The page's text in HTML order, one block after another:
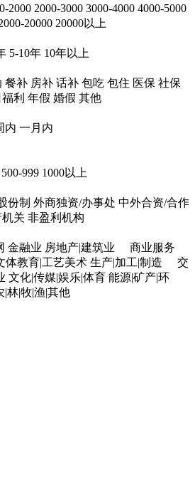
2000 2000-3000 3000-4000 4000-5000
20000 20000以上
5-10年 10年以上
餐补 房补 话补 包吃 包住 医保 社保
利 年假 婚假 其他
内 一月内
500-999 1000以上
份制 外商独资/办事处 中外合资/合作
关 非盈利机构
金融业 房地产|建筑业
商业服务
体教育|工艺美术 生产|加工|制造
交
文化|传媒|娱乐|体育 能源|矿产|环
|林|牧|渔|其他